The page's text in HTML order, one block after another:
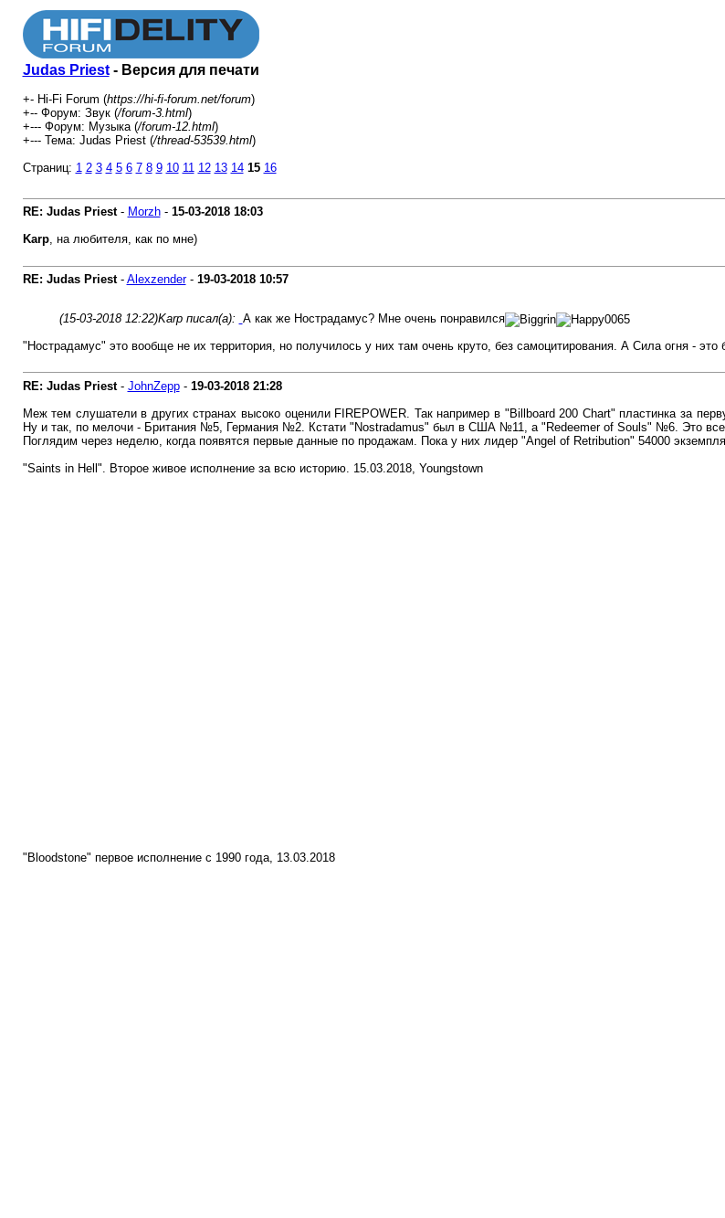
Judas Priest- Версия для печати
+- Hi-Fi Forum (https://hi-fi-forum.net/forum)
+-- Форум: Звук (/forum-3.html)
+--- Форум: Музыка (/forum-12.html)
+--- Тема: Judas Priest (/thread-53539.html)
Страниц: 1 2 3 4 5 6 7 8 9 10 11 12 13 14 15 16
RE: Judas Priest- Morzh- 15-03-2018 18:03
Karp, на любителя, как по мне)
RE: Judas Priest- Alexzender- 19-03-2018 10:57
(15-03-2018 12:22)Karp писал(а): А как же Нострадамус? Мне очень понравился
"Нострадамус" это вообще не их территория, но получилось у них там очень круто, без самоцитирования. А Сила огня - это
RE: Judas Priest- JohnZepp- 19-03-2018 21:28
Меж тем слушатели в других странах высоко оценили FIREPOWER. Так например в "Billboard 200 Chart" пластинка за
Ну и так, по мелочи - Британия №5, Германия №2. Кстати "Nostradamus" был в США №11, а "Redeemer of Souls" №6. Это все
Поглядим через неделю, когда появятся первые данные по продажам. Пока у них лидер "Angel of Retribution" 54000
"Saints in Hell". Второе живое исполнение за всю историю. 15.03.2018, Youngstown
"Bloodstone" первое исполнение c 1990 года, 13.03.2018